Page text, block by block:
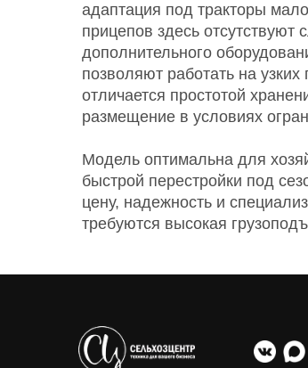
адаптация под тракторы
прицепов здесь
дополнительного
позволяют работать на
отличается простотой
размещение в условиях
Модель оптимальна для
быстрой перестройки под
цену, надежность и
требуются высокая